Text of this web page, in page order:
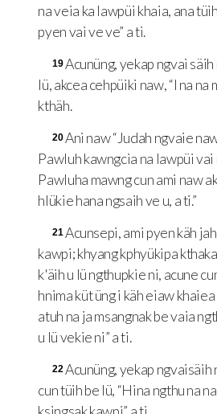
na veia ka lawpüi khaia, ana
pyen vai ve ve” a ti.
19Acunüng, yekap ngvai säih
lü, akcea cehpüiki naw, “I na na
kthäh.
20Ani naw “Judah ngvaie
Pawluh kawngcia na lawpüi
Pawluha mawng cun ami naw
hlükie hana ngsaih ve u, a ti.”
21Acunsepi, ami pyen käh
kawpi; khyang kphyükipa
k'äih u lü ngthupkie ni, acune
hnima küt üng i käh eiaw
atuh na ja msangnak be vaia
u lü vekie ni” a ti.
22Acunüng, yekap ngvaisäih
cun tüih be lü, “Hina ngthu na